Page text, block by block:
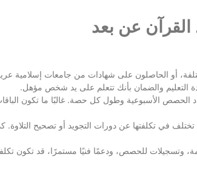
القرآن عن بعد
أو الحاصلون على شهادات من جامعات إسلامية
التعليم والضمان بأنك تتعلم على يد شخص مؤهل.
الحصص الأسبوعية وطول كل حصة. غالبًا ما تكون
تختلف في تكلفتها عن دورات التجويد أو تصحيح التلاوة.
وتسجيلات للحصص، ودعمًا فنيًا مستمرًا، قد تكون